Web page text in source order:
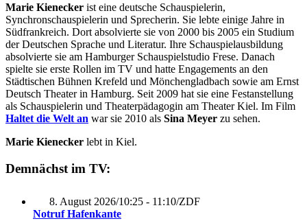
Marie Kienecker ist eine deutsche Schauspielerin,
Synchronschauspielerin und Sprecherin. Sie lebte einige Jahre in
Südfrankreich. Dort absolvierte sie von 2000 bis 2005 ein Studium
der Deutschen Sprache und Literatur. Ihre Schauspielausbildung
absolvierte sie am Hamburger Schauspielstudio Frese. Danach
spielte sie erste Rollen im TV und hatte Engagements an den
Städtischen Bühnen Krefeld und Mönchengladbach sowie am Ernst
Deutsch Theater in Hamburg. Seit 2009 hat sie eine Festanstellung
als Schauspielerin und Theaterpädagogin am Theater Kiel. Im Film
Haltet die Welt an war sie 2010 als Sina Meyer zu sehen.
Marie Kienecker lebt in Kiel.
Demnächst im TV:
8. August 2026/10:25 - 11:10/ZDF
Notruf Hafenkante